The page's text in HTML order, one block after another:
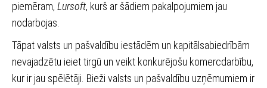
piemēram, Lursoft, kurš ar šādiem pakalpojumiem jau
nodarbojas.
Tāpat valsts un pašvaldību iestādēm un kapitālsabiedrībām
nevajadzētu ieiet tirgū un veikt konkurējošu komercdarbību,
kur ir jau spēlētāji. Bieži valsts un pašvaldību uzņēmumiem ir